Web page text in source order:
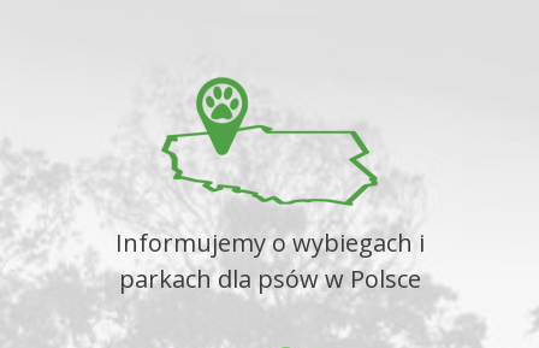
Informujemy o wybiegach i
parkach dla psów w Polsce